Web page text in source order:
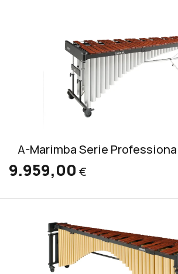
A-Marimba Serie
9.959,00 €